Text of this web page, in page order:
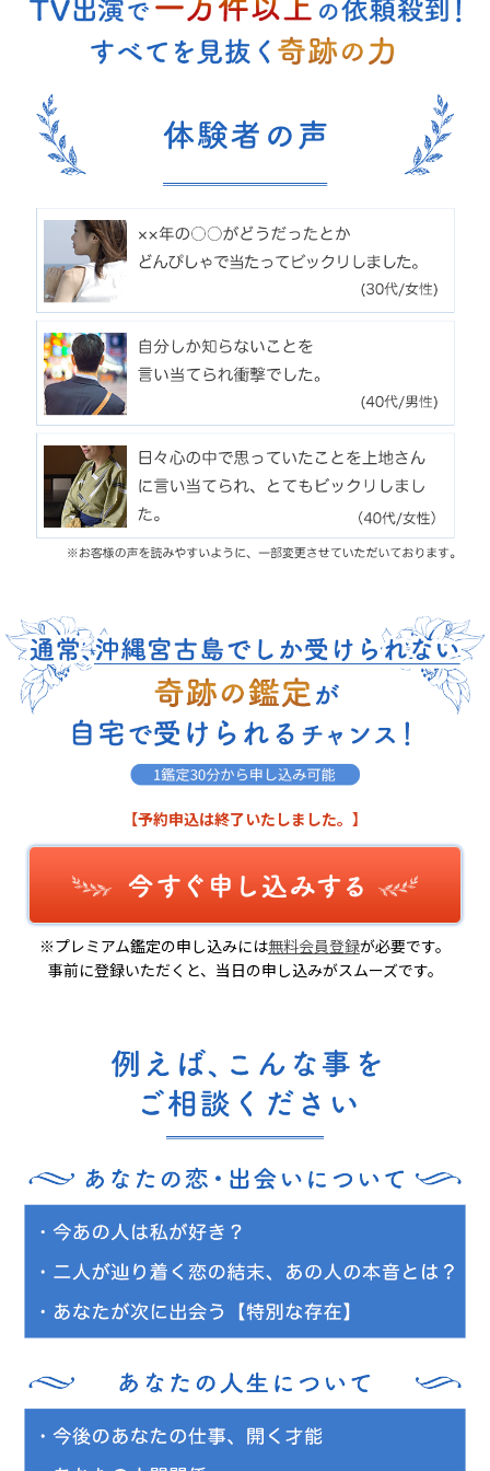
【予約申込は終了いたしました。】
※プレミアム鑑定の申し込みには無料会員登録が必要です。
事前に登録いただくと、当日の申し込みがスムーズです。